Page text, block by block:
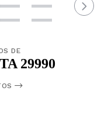
DE
29990